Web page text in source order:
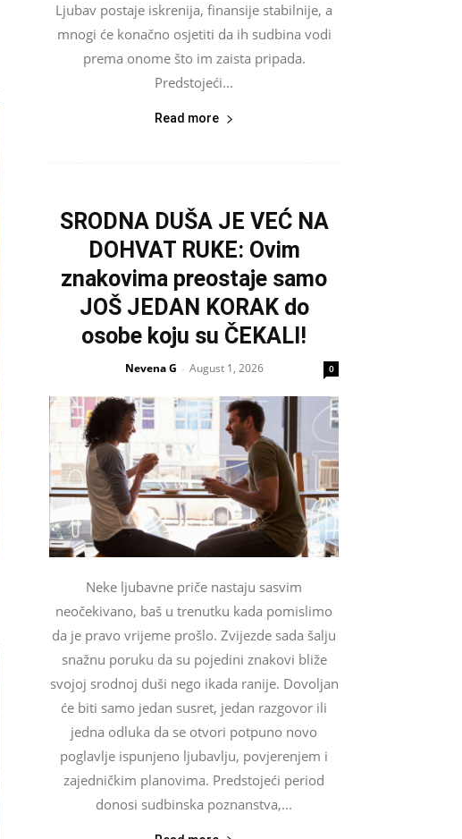
Ljubav postaje iskrenija, finansije stabilnije, a
mnogi će konačno osjetiti da ih sudbina vodi
prema onome što im zaista pripada.
Predstojeći...
Read more
SRODNA DUŠA JE VEĆ NA
DOHVAT RUKE: Ovim
znakovima preostaje samo
JOŠ JEDAN KORAK do
osobe koju su ČEKALI!
Nevena G - August 1, 2026 0
Neke ljubavne priče nastaju sasvim
neočekivano, baš u trenutku kada pomislimo
da je pravo vrijeme prošlo. Zvijezde sada šalju
snažnu poruku da su pojedini znakovi bliže
svojoj srodnoj duši nego ikada ranije. Dovoljan
će biti samo jedan susret, jedan razgovor ili
jedna odluka da se otvori potpuno novo
poglavlje ispunjeno ljubavlju, povjerenjem i
zajedničkim planovima. Predstojeći period
donosi sudbinska poznanstva,...